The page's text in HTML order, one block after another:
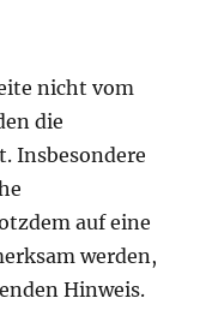
nicht vom
die
Insbesondere
auf eine
werden,
Hinweis.